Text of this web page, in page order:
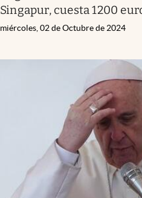
Singapur, cuesta 1200
miércoles, 02 de Octubre de 2024